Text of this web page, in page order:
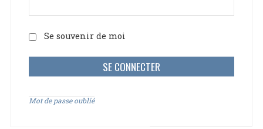
Se souvenir de moi
Mot de passe oublié